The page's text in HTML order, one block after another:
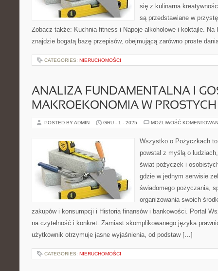
się z kulinarna
są przedstawiane w
Zobacz także: Kuchnia fitness i Napoje alkoholowe i koktajle. Na
znajdzie bogatą bazę przepisów, obejmującą zarówno proste
CATEGORIES: NIERUCHOMOŚCI
ANALIZA FUNDAMENTALNA I
MAKROEKONOMIA W
POSTED BY ADMIN GRU - 1 - 2025 MOŻLIWOŚĆ
Wszystko o Pożyczkach
powstał z myślą o
świat pożyczek i
gdzie w jednym serwisie
świadomego pożyczania,
organizowania swoich
zakupów i konsumpcji i Historia finansów i bankowości. Portal
na czytelność i konkret. Zamiast skomplikowanego języka
użytkownik otrzymuje jasne wyjaśnienia, od podstaw […]
CATEGORIES: NIERUCHOMOŚCI